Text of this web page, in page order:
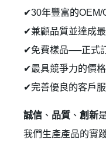
忘記密碼？
建立專屬帳號
✔30年豐富的OEM/
✔兼顧品質並達成
✔免費樣品──正式
✔最具競爭力的價格
✔完善優良的客戶
誠信 、 品質 、 創新
我們生產產品的實